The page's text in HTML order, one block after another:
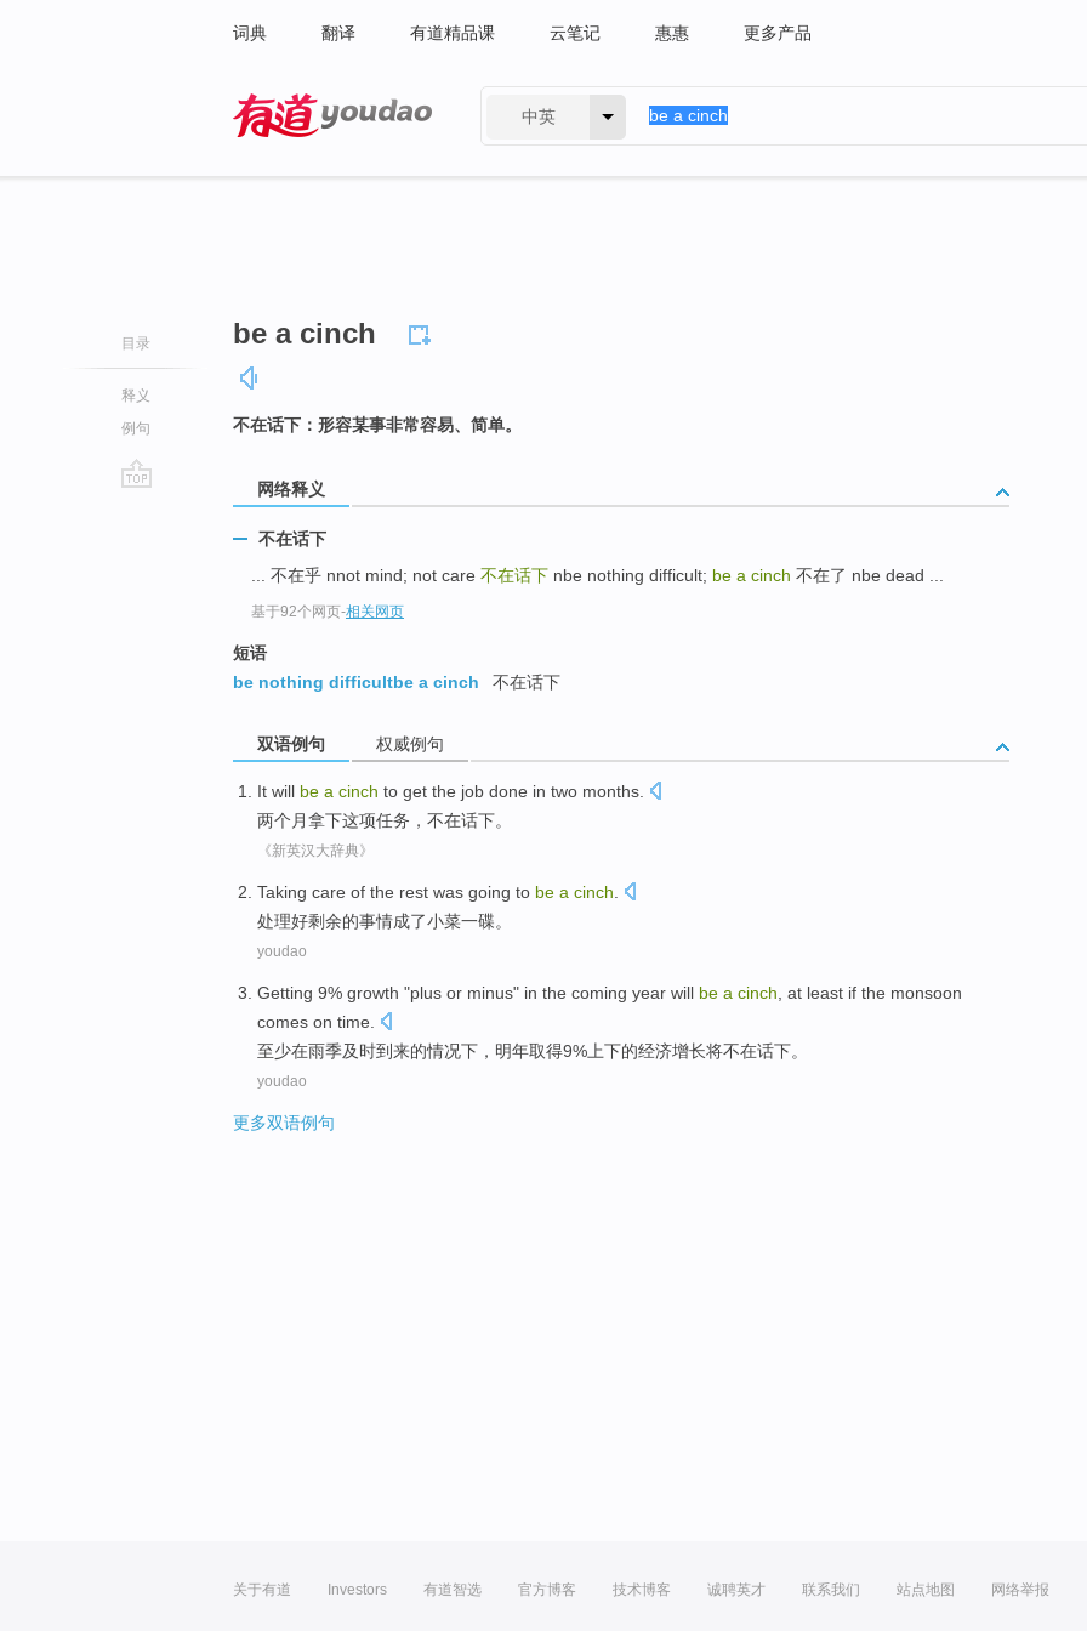
词典 翻译 有道精品课 云笔记 惠惠 更多产品
中英
目录
释义
例句
be a cinch
不在话下：形容某事非常容易、简单。
网络释义
不在话下
... 不在乎 nnot mind; not care 不在话下 nbe nothing difficult; be a cinch 不在了 nbe dead ...
基于92个网页-相关网页
短语
be nothing difficultbe a cinch
不在话下
双语例句 权威例句
It will be a cinch to get the job done in two months.
两个月拿下这项任务，不在话下。
《新英汉大辞典》
Taking care of the rest was going to be a cinch
处理好剩余的事情成了小菜一碟。
youdao
Getting 9% growth "plus or minus" in the coming year will be a cinch at least if the monsoon
comes on time
至少在雨季及时到来的情况下， 明年取得9%上下的经济增长将不在话下。
youdao
更多双语例句
关于有道 Investors 有道智选 官方博客 技术博客 诚聘英才 联系我们 站点地图 网络举报